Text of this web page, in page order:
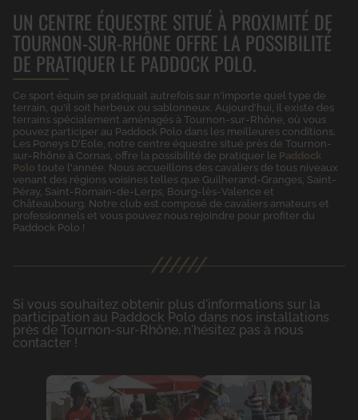
UN CENTRE ÉQUESTRE SITUÉ À PROXIMITÉ DE
TOURNON-SUR-RHÔNE OFFRE LA POSSIBILITÉ
DE PRATIQUER LE PADDOCK POLO.
Ce sport équin se pratiquait autrefois sur n'importe quel type de
terrain, qu'il soit herbeux ou sablonneux. Aujourd'hui, il existe des
terrains spécialement aménagés à Tournon-sur-Rhône, où vous
pouvez participer au Paddock Polo dans les meilleures conditions.
Les Poneys D'Eole, notre centre équestre situé près de Tournon-
sur-Rhône à Cornas, offre la possibilité de pratiquer le Paddock
Polo toute l'année. Nous accueillons des cavaliers de tous niveaux
venant des régions voisines telles que Guilherand-Granges, Saint-
Péray, Saint-Romain-de-Lerps, Bourg-lès-Valence et
Châteaubourg. Notre club est composé de cavaliers amateurs et
professionnels et vous pouvez nous rejoindre pour profiter du
Paddock Polo !
Si vous souhaitez obtenir plus d'informations sur la
participation au Paddock Polo dans nos installations
près de Tournon-sur-Rhône, n'hésitez pas à nous
contacter !